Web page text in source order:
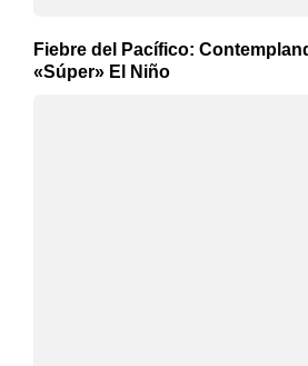
Fiebre del Pacífico:
«Súper» El Niño